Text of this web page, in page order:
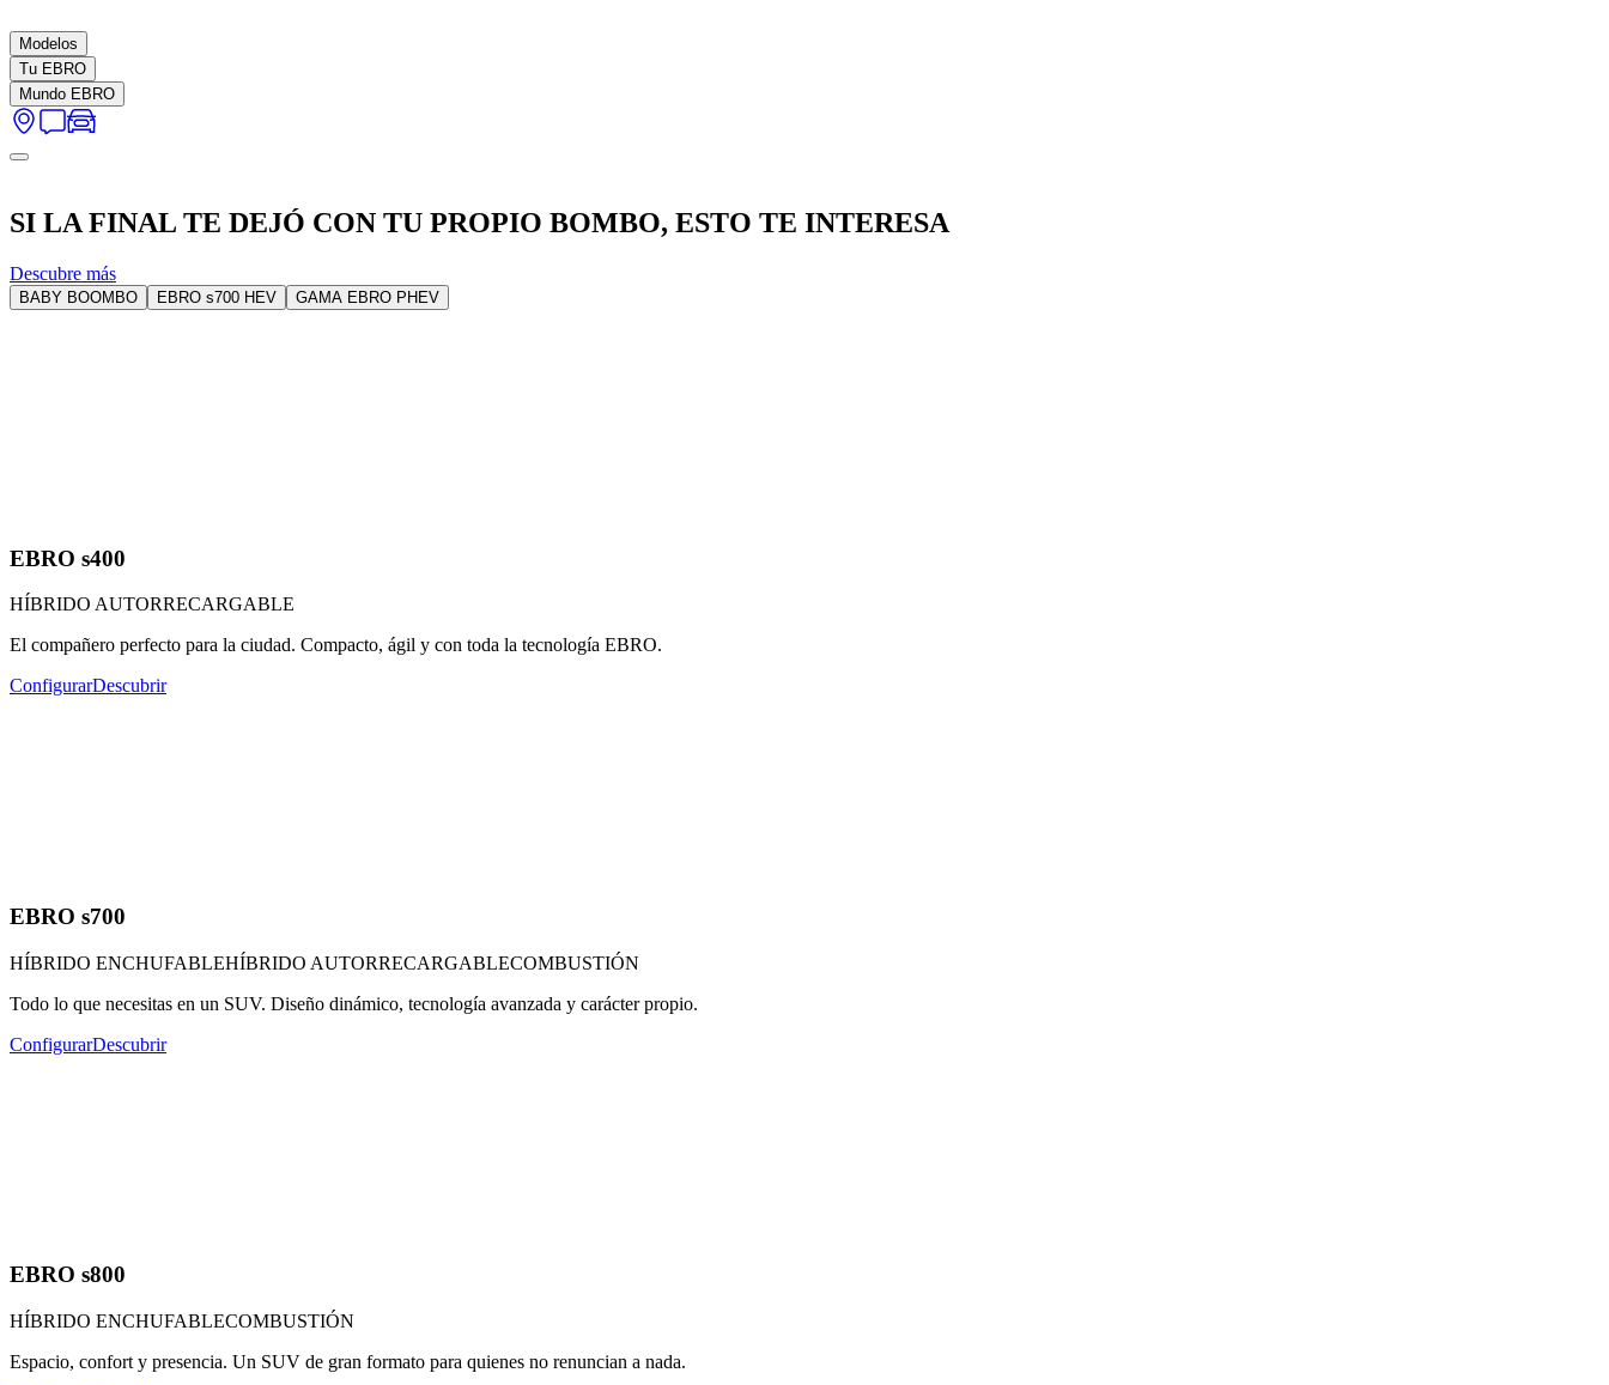
Modelos
Tu EBRO
Mundo EBRO
SI LA FINAL TE DEJÓ CON TU PROPIO BOMBO, ESTO TE INTERESA
Descubre más
BABY BOOMBO EBRO s700 HEV GAMA EBRO PHEV
EBRO s400
HÍBRIDO AUTORRECARGABLE
El compañero perfecto para la ciudad. Compacto, ágil y con toda la tecnología EBRO.
ConfigurarDescubrir
EBRO s700
HÍBRIDO ENCHUFABLEHÍBRIDO AUTORRECARGABLECOMBUSTIÓN
Todo lo que necesitas en un SUV. Diseño dinámico, tecnología avanzada y carácter propio.
ConfigurarDescubrir
EBRO s800
HÍBRIDO ENCHUFABLECOMBUSTIÓN
Espacio, confort y presencia. Un SUV de gran formato para quienes no renuncian a nada.